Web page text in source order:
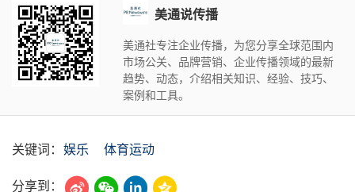
美通说传播
美通社专注企业传播，为您分享全球范围内
市场公关、品牌营销、企业传播领域的最新
趋势、动态，介绍相关知识、经验、技巧、
案例和工具。
关键词： 娱乐
体育运动
分享到：